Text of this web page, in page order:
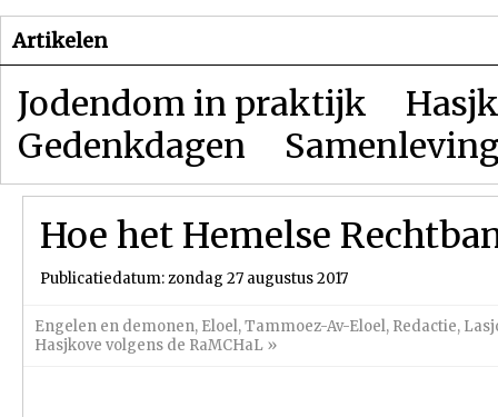
Artikelen
Jodendom in praktijk
Gedenkdagen
Hoe het Hemelse
Publicatiedatum: zondag 27 augustus 2017
Engelen en demonen, Eloel,Tammoez-Av-Eloel, Redactie,
Hasjkove volgens de RaMCHaL »